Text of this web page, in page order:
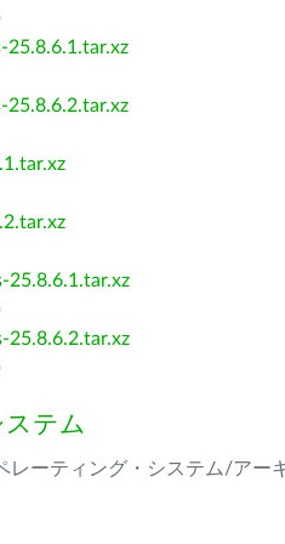
25.8.6.1.tar.xz
25.8.6.2.tar.xz
25.8.6.1.tar.xz
25.8.6.2.tar.xz
テム
レーティング・システム/アー